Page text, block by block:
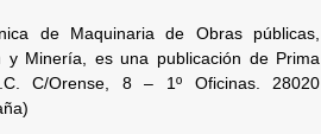
de Maquinaria de Obras públicas,
y Minería, es una publicación de Prima
C/Orense, 8 – 1º Oficinas. 28020